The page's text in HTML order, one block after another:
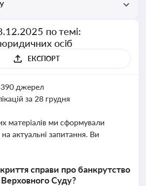
по темі:
осіб
ЕКСПОРТ
джерел
за 28 грудня
матеріалів ми сформували
на актуальні запитання. Ви
справи про банкрутство
Суду?